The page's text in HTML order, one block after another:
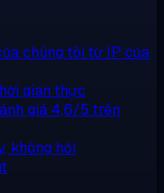
chúng tôi từ IP của
gian thực
giá 4,6/5 trên
không hỏi